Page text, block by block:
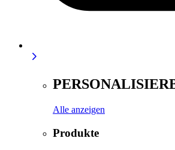
Alle anzeigen
Produkte